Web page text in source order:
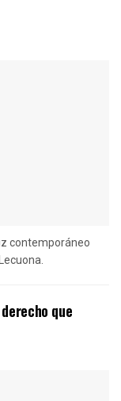
contemporáneo
que